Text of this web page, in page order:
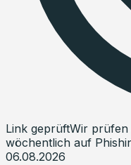
Link geprüftWir prüfen
wöchentlich auf
06.08.2026